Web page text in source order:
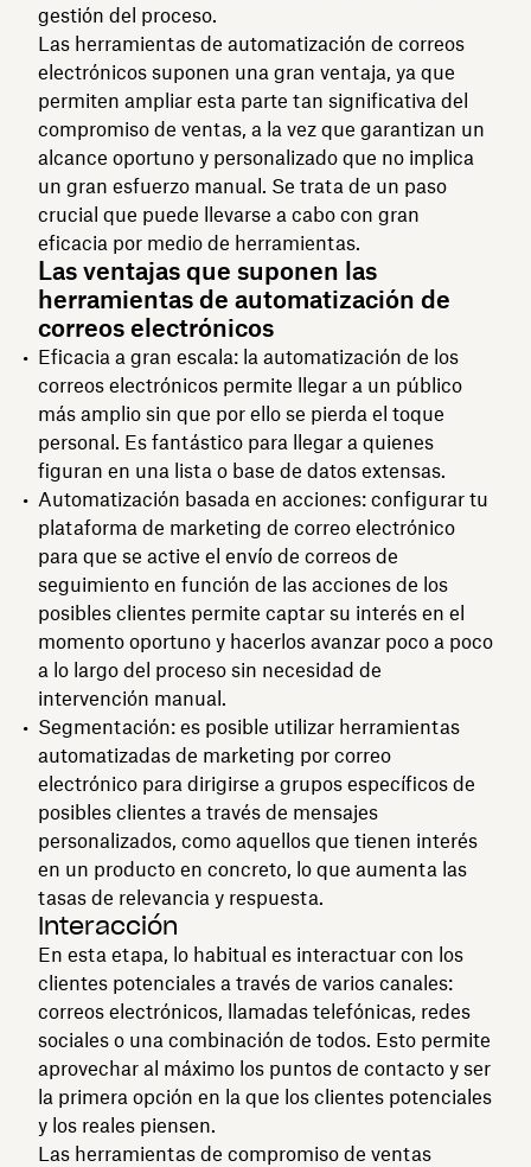
gestión del proceso.
Las herramientas de automatización de correos
electrónicos suponen una gran ventaja, ya que
permiten ampliar esta parte tan significativa del
compromiso de ventas, a la vez que garantizan un
alcance oportuno y personalizado que no implica
un gran esfuerzo manual. Se trata de un paso
crucial que puede llevarse a cabo con gran
eficacia por medio de herramientas.
Las ventajas que suponen las
herramientas de automatización de
correos electrónicos
Eficacia a gran escala: la automatización de los
correos electrónicos permite llegar a un público
más amplio sin que por ello se pierda el toque
personal. Es fantástico para llegar a quienes
figuran en una lista o base de datos extensas.
Automatización basada en acciones: configurar tu
plataforma de marketing de correo electrónico
para que se active el envío de correos de
seguimiento en función de las acciones de los
posibles clientes permite captar su interés en el
momento oportuno y hacerlos avanzar poco a poco
a lo largo del proceso sin necesidad de
intervención manual.
Segmentación: es posible utilizar herramientas
automatizadas de marketing por correo
electrónico para dirigirse a grupos específicos de
posibles clientes a través de mensajes
personalizados, como aquellos que tienen interés
en un producto en concreto, lo que aumenta las
tasas de relevancia y respuesta.
Interacción
En esta etapa, lo habitual es interactuar con los
clientes potenciales a través de varios canales:
correos electrónicos, llamadas telefónicas, redes
sociales o una combinación de todos. Esto permite
aprovechar al máximo los puntos de contacto y ser
la primera opción en la que los clientes potenciales
y los reales piensen.
Las herramientas de compromiso de ventas